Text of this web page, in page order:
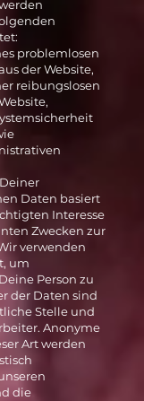
problemlosen
der Website,
reibungslosen
Daten basiert
Interesse
Zwecken zur
verwenden
um
Person zu
der Daten sind
Stelle und
Anonyme
Art werden
die